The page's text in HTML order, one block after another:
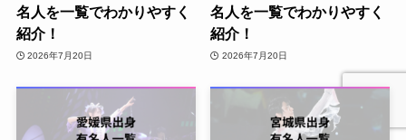
名人を一覧でわかりやすく
紹介！
2026年7月20日
名人を一覧でわかりやすく
紹介！
2026年7月20日